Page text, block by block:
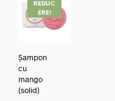
REDUC
ERE!
Șampon
cu
mango
(solid)